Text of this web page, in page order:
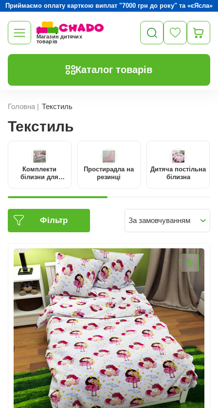
Приймаємо оплату карткою виплат "7000 грн до року" та «єЯсла»
Магазин дитячих
товарів
Каталог товарів
Головна | Текстиль
Текстиль
Комплекти
білизни для
Простирадла на
резинці
Дитяча постільна
білизна
Фільтр За замовчуванням